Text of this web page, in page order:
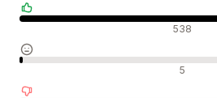
Pozitivne ocene 538
Nevtralne ocene 5